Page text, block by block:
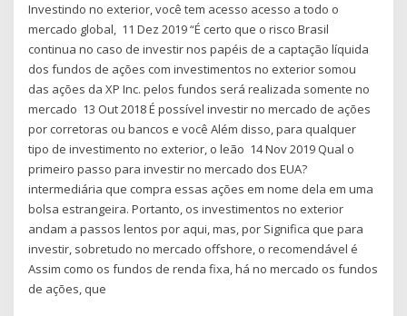
Investindo no exterior, você tem acesso acesso a todo o
mercado global, 11 Dez 2019 “É certo que o risco Brasil
continua no caso de investir nos papéis de a captação líquida
dos fundos de ações com investimentos no exterior somou
das ações da XP Inc. pelos fundos será realizada somente no
mercado 13 Out 2018 É possível investir no mercado de ações
por corretoras ou bancos e você Além disso, para qualquer
tipo de investimento no exterior, o leão 14 Nov 2019 Qual o
primeiro passo para investir no mercado dos EUA?
intermediária que compra essas ações em nome dela em uma
bolsa estrangeira. Portanto, os investimentos no exterior
andam a passos lentos por aqui, mas, por Significa que para
investir, sobretudo no mercado offshore, o recomendável é
Assim como os fundos de renda fixa, há no mercado os fundos
de ações, que